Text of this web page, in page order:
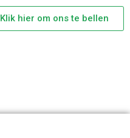
Klik hier om ons te bellen